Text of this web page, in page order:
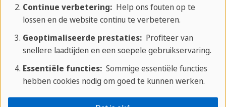
Posso
pagare con
carta di
credito?
Kan ik met
creditcard betalen?
Dove si
trova...?
Waar is...?
Continue verbetering:Help ons fouten op te
lossen en de website continu te verbeteren.
Geoptimaliseerde prestaties:Profiteer van
snellere laadtijden en een soepele gebruikservaring.
Essentiële functies:Sommige essentiële functies
hebben cookies nodig om goed te kunnen werken.